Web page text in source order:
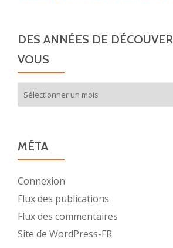
DES ANNÉES DE
VOUS
années
vous
MÉTA
Connexion
Flux des publications
Flux des commentaires
Site de WordPress-FR